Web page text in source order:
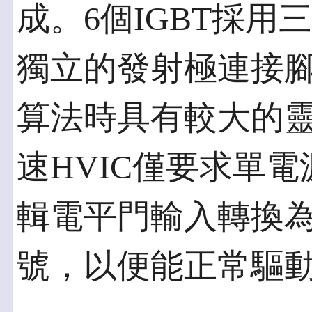
成。6個IGBT採用
獨立的發射極連接
算法時具有較大的
速HVIC僅要求單
輯電平門輸入轉換
號，以便能正常驅